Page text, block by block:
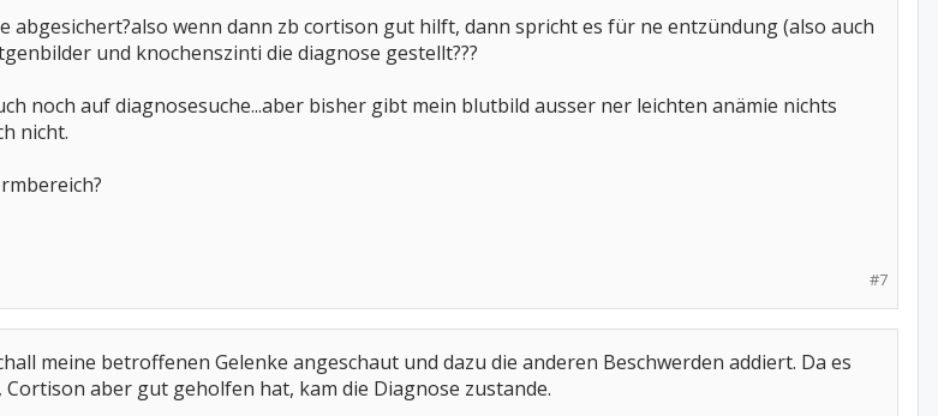
abgesichert?also wenn dann zb cortison gut hilft, dann spricht es für ne entzündung (also auch
und knochenszinti die diagnose gestellt???
noch auf diagnosesuche...aber bisher gibt mein blutbild ausser ner leichten anämie nichts
nicht.
#7
meine betroffenen Gelenke angeschaut und dazu die anderen Beschwerden addiert. Da es
aber gut geholfen hat, kam die Diagnose zustande.